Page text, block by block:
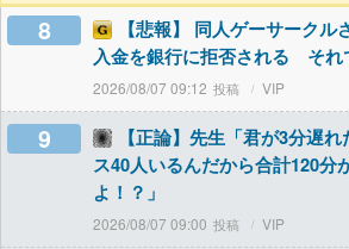
8
【悲報】 同人ゲーサーク
入金を銀行に拒否される それ
2026/08/07 09:12 VIP
9
【正論】先生「君が3分遅
ス40人いるんだから合計120分
よ！？」
2026/08/07 09:00 VIP